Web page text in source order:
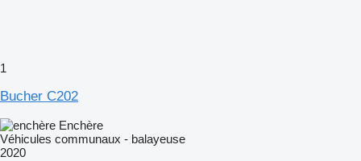
1
Bucher C202
Enchère
Véhicules communaux - balayeuse
2020